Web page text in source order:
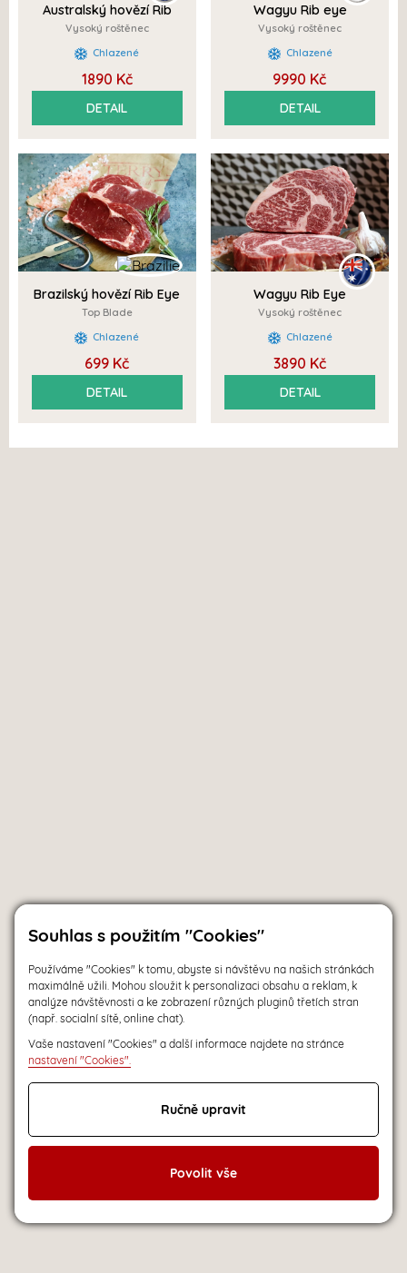
Souhlas s použitím "Cookies"
Používáme "Cookies" k tomu, abyste si návštěvu na našich stránkách
maximálně užili. Mohou sloužit k personalizaci obsahu a reklam, k
analýze návštěvnosti a ke zobrazení různých pluginů třetích stran
(např. socialní sítě, online chat).
Vaše nastavení "Cookies" a další informace najdete na stránce
nastavení "Cookies".
Ručně upravit
Povolit vše
Australský hovězí Rib
Eye
Vysoký roštěnec
Chlazené
1890 Kč
DETAIL
Wagyu Rib eye
JAPONSKO A5+ HIGH
QUALITY
Vysoký roštěnec
Chlazené
9990 Kč
DETAIL
Brazilský hovězí Rib Eye
Top Blade
Chlazené
699 Kč
DETAIL
Wagyu Rib Eye
AUSTRÁLIE BMS 6
Vysoký roštěnec
Chlazené
3890 Kč
DETAIL